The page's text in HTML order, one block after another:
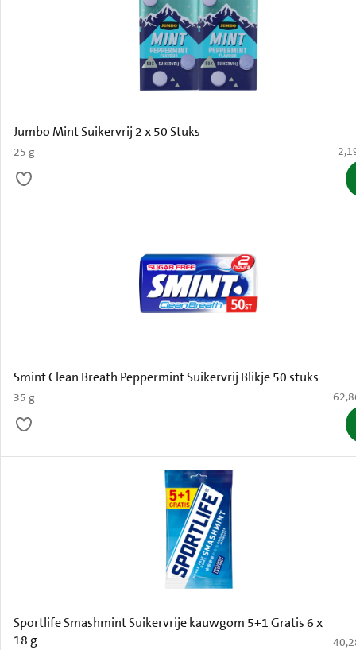
Jumbo Mint Suikervrij 2 x 50 Stuks
25 g €
Smint Clean Breath Peppermint Suikervrij Blikje 50 stuks
35 g €
Sportlife Smashmint Suikervrije kauwgom 5+1 Gratis 6 x
18 g
€